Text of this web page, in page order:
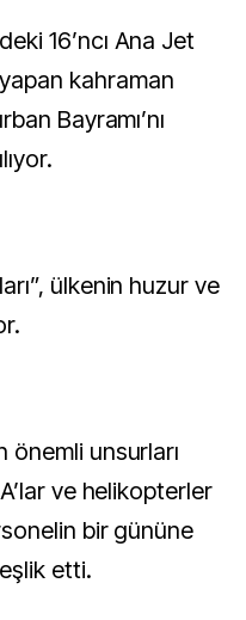
16’ncı Ana Jet
kahraman
Bayramı’nı
ülkenin huzur ve
önemli unsurları
ve helikopterler
bir gününe
etti.